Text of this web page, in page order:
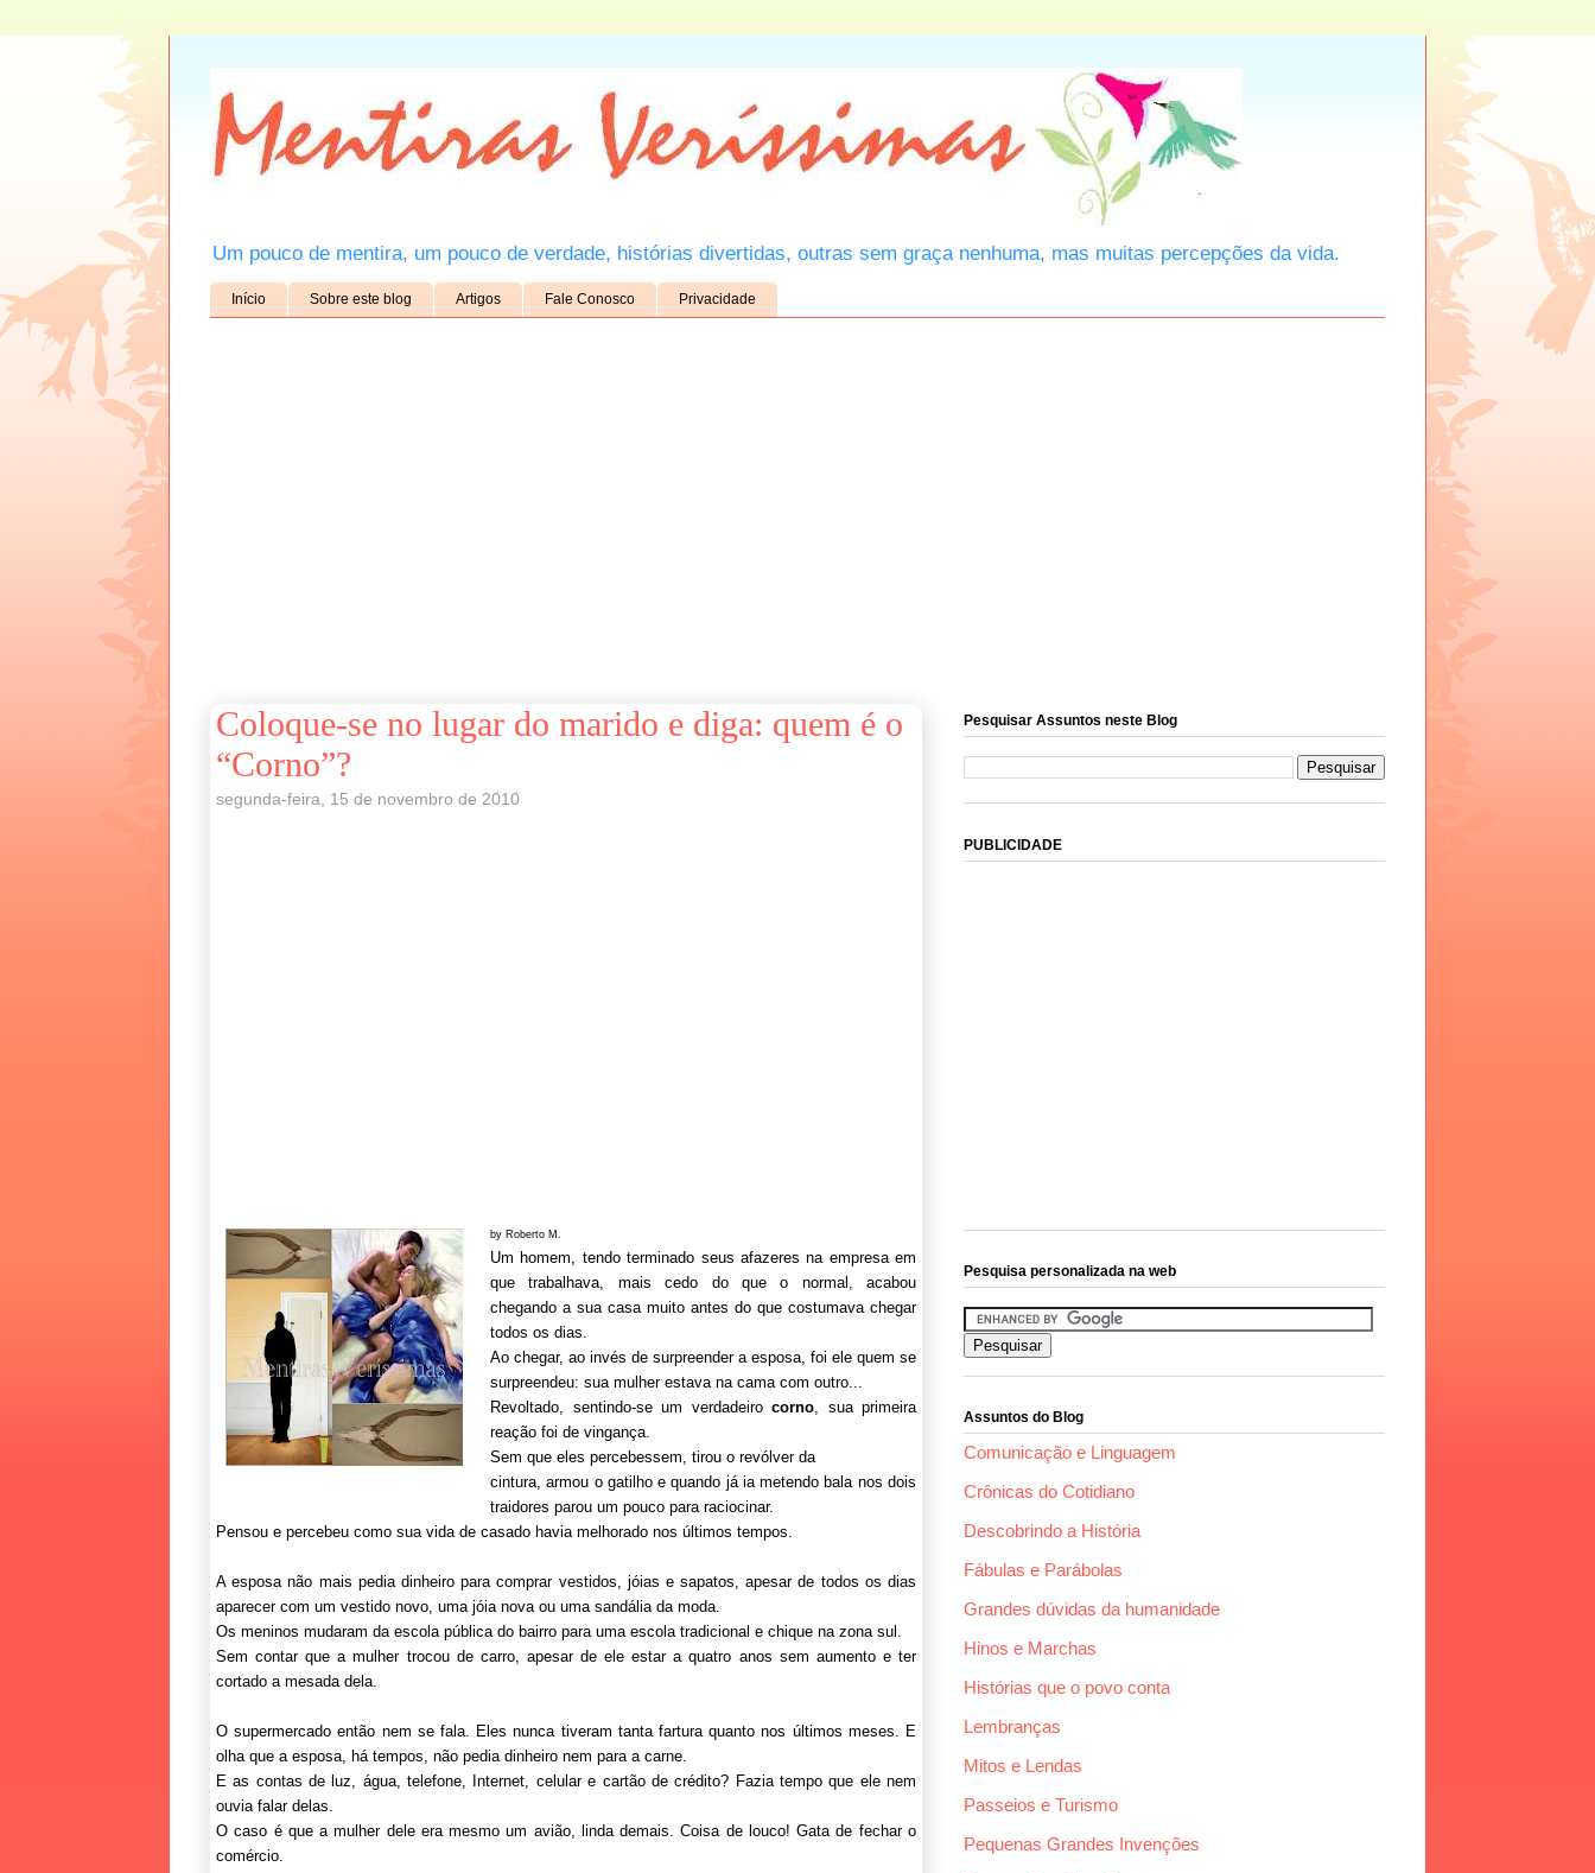
Um pouco de mentira, um pouco de verdade, histórias divertidas, outras sem graça nenhuma, mas muitas percepções da vida.
Início Sobre este blog Artigos Fale Conosco Privacidade
Coloque-se no lugar do marido e diga: quem é o
“Corno”?
segunda-feira, 15 de novembro de 2010
by Roberto M.
Um homem, tendo terminado seus afazeres na empresa em
que trabalhava, mais cedo do que o normal, acabou
chegando a sua casa muito antes do que costumava chegar
todos os dias.
Ao chegar, ao invés de surpreender a esposa, foi ele quem se
surpreendeu: sua mulher estava na cama com outro...
Revoltado, sentindo-se um verdadeiro corno , sua primeira
reação foi de vingança.
Sem que eles percebessem, tirou o revólver da
cintura, armou o gatilho e quando já ia metendo bala nos dois
traidores parou um pouco para raciocinar.
Pensou e percebeu como sua vida de casado havia melhorado nos últimos tempos.
A esposa não mais pedia dinheiro para comprar vestidos, jóias e sapatos, apesar de todos os dias
aparecer com um vestido novo, uma jóia nova ou uma sandália da moda.
Os meninos mudaram da escola pública do bairro para uma escola tradicional e chique na zona sul.
Sem contar que a mulher trocou de carro, apesar de ele estar a quatro anos sem aumento e ter
cortado a mesada dela.
O supermercado então nem se fala. Eles nunca tiveram tanta fartura quanto nos últimos meses. E
olha que a esposa, há tempos, não pedia dinheiro nem para a carne.
E as contas de luz, água, telefone, Internet, celular e cartão de crédito? Fazia tempo que ele nem
ouvia falar delas.
O caso é que a mulher dele era mesmo um avião, linda demais. Coisa de louco! Gata de fechar o
comércio.
Pesquisar Assuntos neste Blog
PUBLICIDADE
Pesquisa personalizada na web
Assuntos do Blog
Comunicação e Linguagem
Crônicas do Cotidiano
Descobrindo a História
Fábulas e Parábolas
Grandes dúvidas da humanidade
Hinos e Marchas
Histórias que o povo conta
Lembranças
Mitos e Lendas
Passeios e Turismo
Pequenas Grandes Invenções